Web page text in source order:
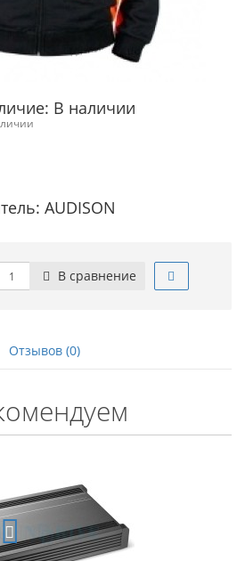
В наличии
AUDISON
В сравнение
Отзывов (0)